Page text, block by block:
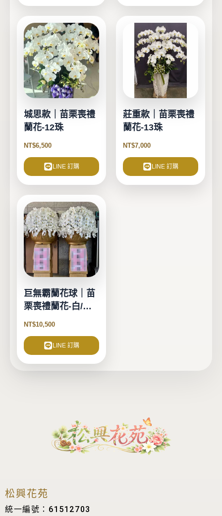
城思款｜苗栗喪禮
蘭花-12珠
NT$6,500
LINE 訂購
莊重款｜苗栗喪禮
蘭花-13珠
NT$7,000
LINE 訂購
巨無霸蘭花球｜苗
栗喪禮蘭花-白/粉-
(1對2個)
NT$10,500
LINE 訂購
松興花苑
統一編號：61512703